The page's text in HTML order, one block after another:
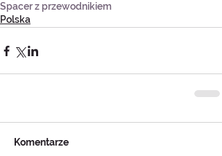
Spacer z przewodnikiem
Polska
Komentarze